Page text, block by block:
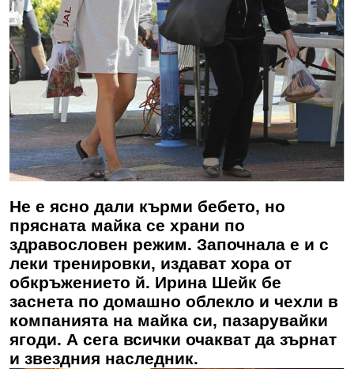
Не е ясно дали кърми бебето, но
прясната майка се храни по
здравословен режим. Започнала е и с
леки тренировки, издават хора от
обкръжението й. Ирина Шейк бе
заснета по домашно облекло и чехли в
компанията на майка си, пазарувайки
ягоди. А сега всички очакват да зърнат
и звездния наследник.